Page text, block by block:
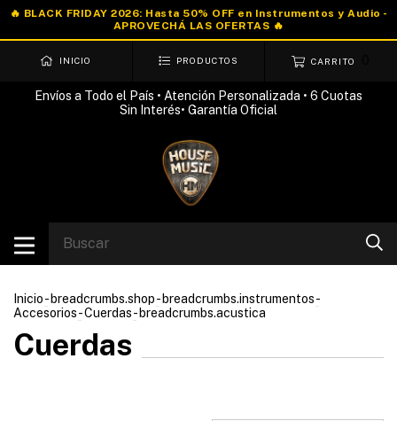
INICIO PRODUCTOS CARRITO
Envíos a Todo el País • Atención Personalizada • 6 Cuotas
Sin Interés• Garantía Oficial
Inicio- breadcrumbs.shop- breadcrumbs.instrumentos-
Accesorios-Cuerdas- breadcrumbs.acustica
Cuerdas